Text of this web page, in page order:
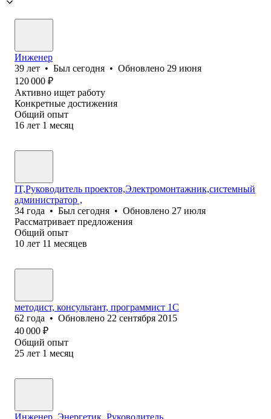
Инженер
39 лет • Был сегодня • Обновлено 29 июня
120 000 ₽
Активно ищет работу
Конкретные достижения
Общий опыт
16 лет 1 месяц
IT,Руководитель проектов,Электромонтажник,системный
администратор ,
34 года • Был сегодня • Обновлено 27 июля
Рассматривает предложения
Общий опыт
10 лет 11 месяцев
методист, консультант, программист 1С
62 года • Обновлено 22 сентября 2015
40 000 ₽
Общий опыт
25 лет 1 месяц
Инженер, Энергетик, Руководитель